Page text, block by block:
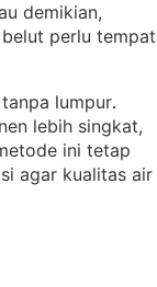
demikian,
perlu tempat
lumpur
lebih singkat,
ini tetap
agar kualitas air